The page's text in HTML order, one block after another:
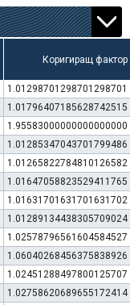
Коригиращ фактор
1.01298701298701298701
1.01796407185628742515
1.95583000000000000000
1.01285347043701799486
1.01265822784810126582
1.01647058823529411765
1.01631701631701631702
1.01289134438305709024
1.02578796561604584527
1.06040268456375838926
1.02451288497800125707
1.02758620689655172414